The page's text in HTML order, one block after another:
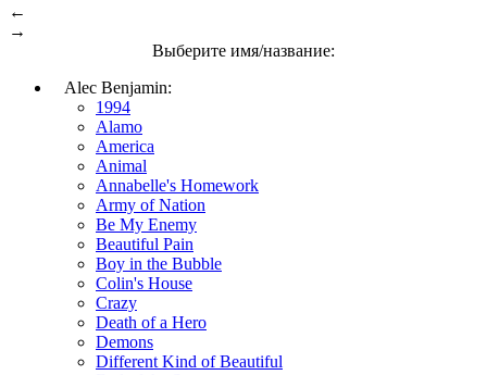
←
→
Выберите имя/название:
Alec Benjamin:
1994
Alamo
America
Animal
Annabelle's Homework
Army of Nation
Be My Enemy
Beautiful Pain
Boy in the Bubble
Colin's House
Crazy
Death of a Hero
Demons
Different Kind of Beautiful